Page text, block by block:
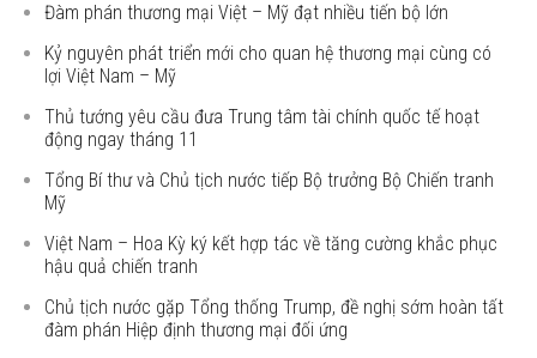
Đàm phán thương mại Việt – Mỹ đạt nhiều tiến bộ lớn
Kỷ nguyên phát triển mới cho quan hệ thương mại cùng có
lợi Việt Nam – Mỹ
Thủ tướng yêu cầu đưa Trung tâm tài chính quốc tế hoạt
động ngay tháng 11
Tổng Bí thư và Chủ tịch nước tiếp Bộ trưởng Bộ Chiến tranh
Mỹ
Việt Nam – Hoa Kỳ ký kết hợp tác về tăng cường khắc phục
hậu quả chiến tranh
Chủ tịch nước gặp Tổng thống Trump, đề nghị sớm hoàn tất
đàm phán Hiệp định thương mại đối ứng